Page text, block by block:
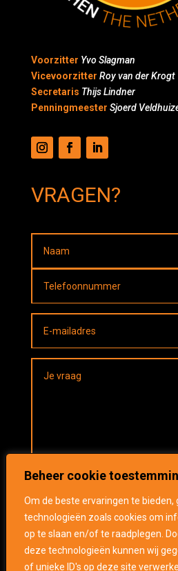
Beheer cookie
Om de beste ervaringen te bieden,
technologieën zoals cookies om
op te slaan en/of te raadplegen.
deze technologieën kunnen wij
of unieke ID's op deze site
Voorzitter Yvo Slagman
Vicevoorzitter Roy van der Krogt
Secretaris Thijs Lindner
Penningmeester Sjoerd
VRAGEN?
Verzenden